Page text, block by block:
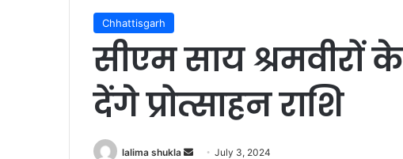
Chhattisgarh
सीएम साय श्रमवीरों
देंगे प्रोत्साहन राशि
lalima shukla
Send July 3, 2024